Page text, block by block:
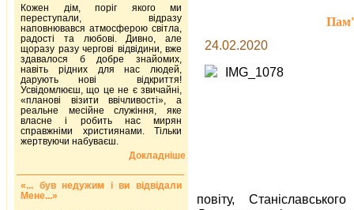
24.02.2020
повіту,
Кожен дім, поріг якого ми
переступали, відразу
наповнювався атмосферою світла,
радості та любові. Дивно, але
щоразу разу чергові відвідини, вже
здавалося б добре знайомих,
навіть рідних для нас людей,
дарують нові відкриття!
Усвідомлюєш, що це не є звичайні,
«планові візити ввічливості», а
реальне месійне служіння, яке
власне і робить нас мирян
справжніми християнами. Тільки
жертвуючи набуваєш.
Докладніше
«... був недужим і ви відвідали
Мене...»